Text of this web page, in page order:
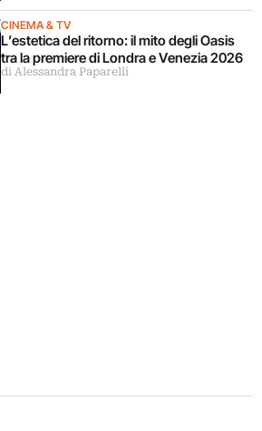
CINEMA & TV
L’estetica del ritorno: il mito degli Oasis
tra la premiere di Londra e Venezia 2026
di Alessandra Paparelli